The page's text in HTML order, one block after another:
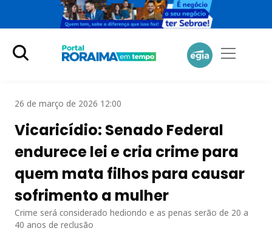
26 de março de 2026 12:00
Vicaricídio: Senado Federal
endurece lei e cria crime para
quem mata filhos para causar
sofrimento a mulher
Crime será considerado hediondo e as penas serão de 20 a
40 anos de reclusão